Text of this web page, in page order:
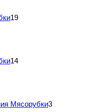
19
14
Мясорубки3